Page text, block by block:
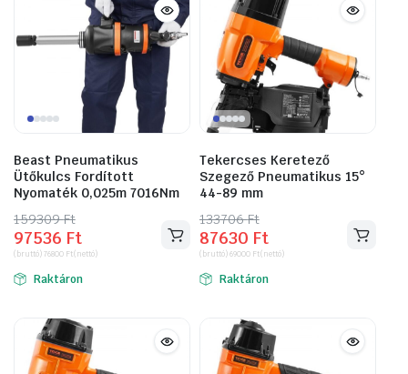
Beast Pneumatikus
Ütőkulcs Fordított
Nyomaték 0,025m 7016Nm
159309Ft
Original
price
was:
159309 Ft.
97536 Ft
Current
price
is:
97536 Ft.
(bruttó)76800 Ft(nettó)
Raktáron
Tekercses Keretező
Szegező Pneumatikus 15°
44-89 mm
133706Ft
Original
price
was:
133706 Ft.
87630 Ft
Current
price
is:
87630 Ft.
(bruttó)69000 Ft(nettó)
Raktáron